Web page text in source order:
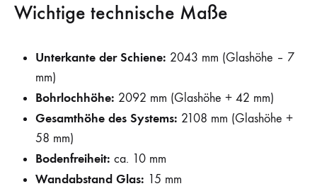
Wichtige technische Maße
Unterkante der Schiene: 2043 mm (Glashöhe – 7
mm)
Bohrlochhöhe: 2092 mm (Glashöhe + 42 mm)
Gesamthöhe des Systems: 2108 mm (Glashöhe +
58 mm)
Bodenfreiheit: ca. 10 mm
Wandabstand Glas: 15 mm